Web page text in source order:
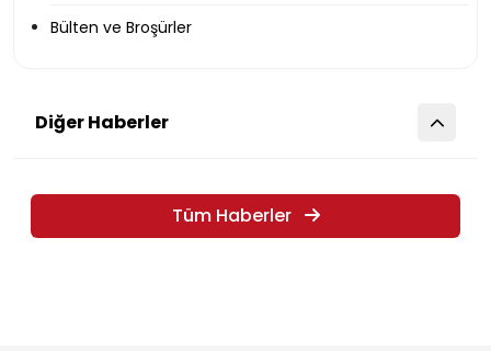
Bülten ve Broşürler
Diğer Haberler
Tüm Haberler